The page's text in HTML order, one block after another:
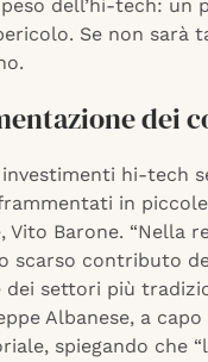
dell’hi-tech: un
Se non sarà
dei
hi-tech
in
Vito Barone. “Nella
scarso contributo
settori più
Albanese, a
spiegando che